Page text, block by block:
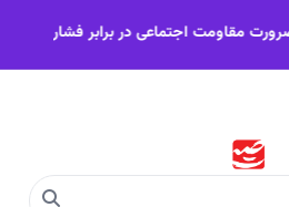
× ضرورت مقاومت